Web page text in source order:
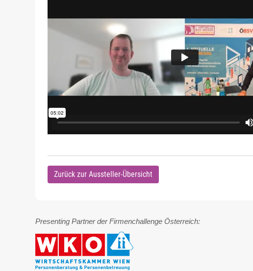
Zurück zur Aussteller-Übersicht
Presenting Partner der Firmenchallenge Österreich: